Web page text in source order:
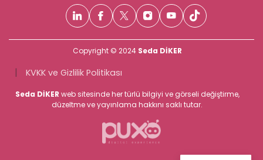
Copyright © 2024 Seda DİKER
| KVKK ve Gizlilik Politikası
Seda DİKER web sitesinde her türlü bilgiyi ve görseli değiştirme,
düzeltme ve yayınlama hakkını saklı tutar.